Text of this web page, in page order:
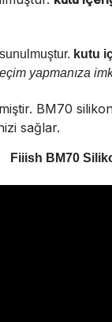
kutu
yapmanıza
BM70
sağlar.
Fiiish BM70